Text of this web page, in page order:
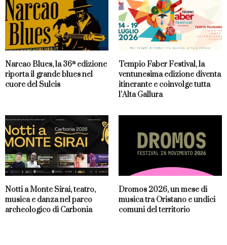
Narcao Blues, la 36ª edizione
riporta il grande blues nel
cuore del Sulcis
Tempio Faber Festival, la
ventunesima edizione diventa
itinerante e coinvolge tutta
l’Alta Gallura
Notti a Monte Sirai, teatro,
musica e danza nel parco
archeologico di Carbonia
Dromos 2026, un mese di
musica tra Oristano e undici
comuni del territorio